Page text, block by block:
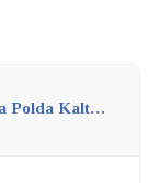
Polda Kalt…